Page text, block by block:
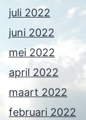
juli 2022
juni 2022
mei 2022
april 2022
maart 2022
februari 2022